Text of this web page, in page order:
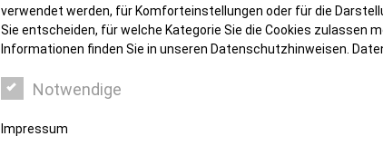
verwendet werden, für Komforteinstellungen oder für die
Sie entscheiden, für welche Kategorie Sie die Cookies zulassen
Informationen finden Sie in unseren Datenschutzhinweisen.
Notwendige
Impressum